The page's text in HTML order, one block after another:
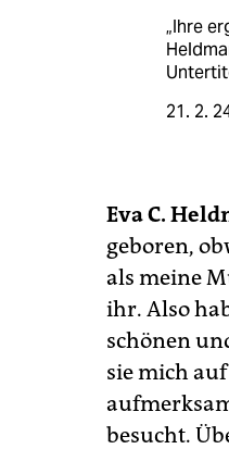
„Ihre
21. 2.
Eva C.
geboren,
als meine
ihr. Also
schönen
sie mich
besucht.